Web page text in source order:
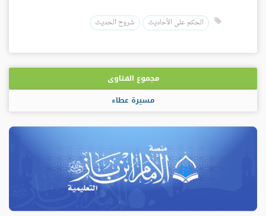
الحكم على الأحاديث شروح الحديث
مجموع الفتاوى
مسيرة عطاء